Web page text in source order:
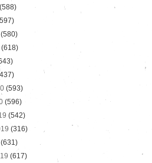
(588)
(580)
(618)
(593)
(596)
(542)
(316)
(631)
(617)